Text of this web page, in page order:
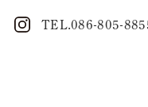
TEL.086-805-